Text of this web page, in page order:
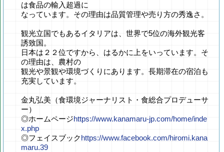
は食品の輸入超過に
なっています。その理由は品質管理や売り方の秀逸さ。
観光立国でもあるイタリアは、世界で5位の海外観光客
誘致国。
日本は２２位ですから、はるかに上をいっています。そ
の理由は、農村の
観光や景観や環境づくりにあります。長期滞在の宿泊も
充実しています。
金丸弘美（食環境ジャーナリスト・食総合プロデューサ
ー）
◎ホームページhttps://www.kanamaru-jp.com/home/inde
x.php
◎フェイスブックhttps://www.facebook.com/hiromi.kana
maru.39